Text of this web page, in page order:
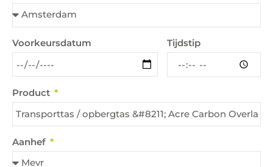
Voorkeursdatum Tijdstip
Product
Aanhef